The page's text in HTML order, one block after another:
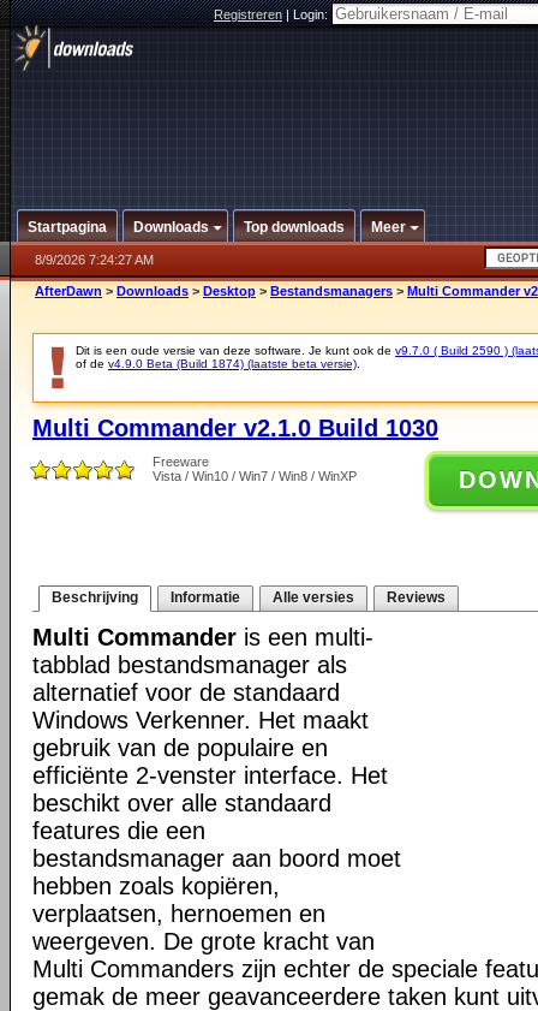
Registreren|Login:
Startpagina Downloads Top downloads Meer
8/9/2026 7:24:27 AM
AfterDawn > Downloads > Desktop > Bestandsmanagers > Multi Commander
Dit is een oude versie van deze software. Je kunt ook de v9.7.0 ( Build 2590 )
of de v4.9.0 Beta (Build 1874) (laatste beta versie)
Multi Commander v2.1.0 Build 1030
Freeware
Vista / Win10 / Win7 / Win8 / WinXP
Beschrijving Informatie Alle versies Reviews
Multi Commander is een multi-
tabblad bestandsmanager als
alternatief voor de standaard
Windows Verkenner. Het maakt
gebruik van de populaire en
efficiënte 2-venster interface. Het
beschikt over alle standaard
features die een
bestandsmanager aan boord moet
hebben zoals kopiëren,
verplaatsen, hernoemen en
weergeven. De grote kracht van
Multi Commanders zijn echter de speciale
gemak de meer geavanceerdere taken kunt